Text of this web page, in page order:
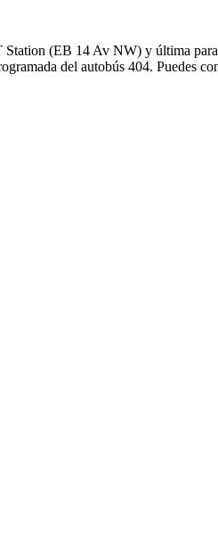
Station (EB 14 Av NW) y última
del autobús 404. Puedes